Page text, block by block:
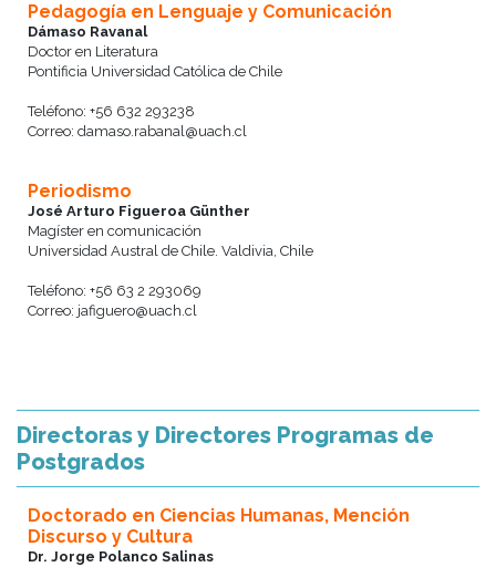
Pedagogía en Lenguaje y Comunicación
Dámaso Ravanal
Doctor en Literatura
Pontificia Universidad Católica de Chile
Teléfono: +56 632 293238
Correo: damaso.rabanal@uach.cl
Periodismo
José Arturo Figueroa Günther
Magíster en comunicación
Universidad Austral de Chile. Valdivia, Chile
Teléfono: +56 63 2 293069
Correo: jafiguero@uach.cl
Directoras y Directores Programas de
Postgrados
Doctorado en Ciencias Humanas, Mención
Discurso y Cultura
Dr. Jorge Polanco Salinas